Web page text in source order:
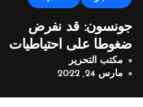
جونسون: قد نفرض
ضغوطا على احتياطيات
بوتين من الذهب
مكتب التحرير
مارس 24, 2022